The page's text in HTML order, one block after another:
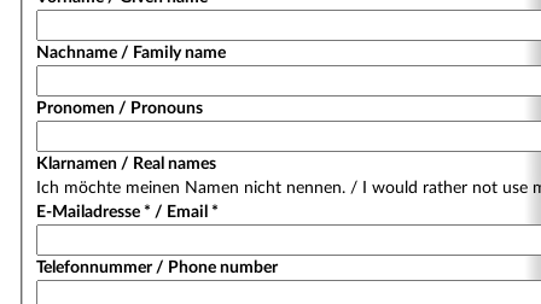
Nachname / Family name
Pronomen / Pronouns
Klarnamen / Real names
Ich möchte meinen Namen nicht nennen. / I would rather not use
E-Mailadresse * / Email *
Telefonnummer / Phone number